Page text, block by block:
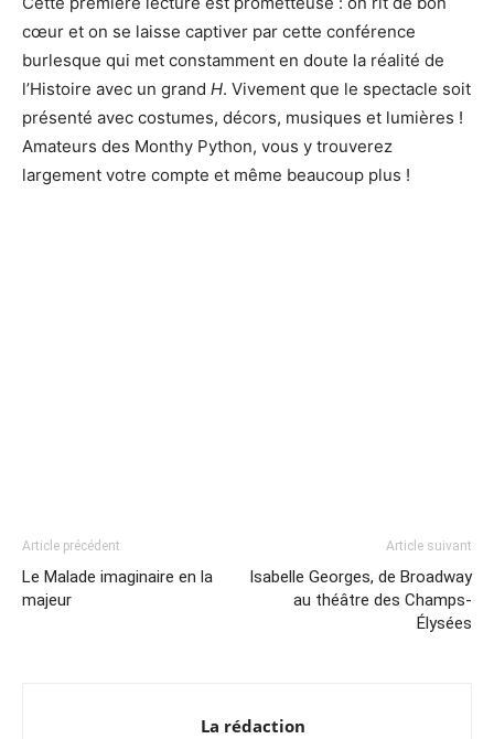
cœur et on se laisse captiver par cette conférence
burlesque qui met constamment en doute la réalité de
l’Histoire avec un grand H. Vivement que le spectacle soit
présenté avec costumes, décors, musiques et lumières !
Amateurs des Monthy Python, vous y trouverez
largement votre compte et même beaucoup plus !
Article précédent
Le Malade imaginaire en la
majeur
Article suivant
Isabelle Georges, de Broadway
au théâtre des Champs-
Élysées
La rédaction